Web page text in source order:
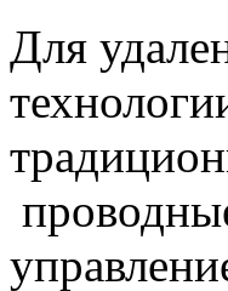
Для